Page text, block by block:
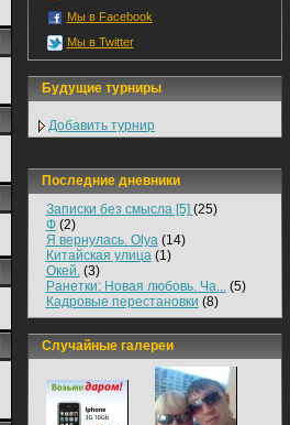
Мы в Facebook
Мы в Twitter
Будущие турниры
Добавить турнир
Последние дневники
Записки без смысла [5] (25)
Ф(2)
Я вернулась. Olya(14)
Китайская улица(1)
Окей.(3)
Ранетки: Новая любовь. Ча...(5)
Кадровые перестановки (8)
Случайные галереи